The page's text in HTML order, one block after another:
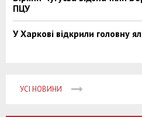
ПЦУ
У Харкові відкрили головну
УСІ НОВИНИ